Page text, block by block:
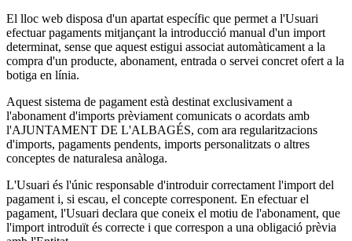
El lloc web disposa d'un apartat específic que permet a l'Usuari
efectuar pagaments mitjançant la introducció manual d'un import
determinat, sense que aquest estigui associat automàticament a la
compra d'un producte, abonament, entrada o servei concret ofert a la
botiga en línia.
Aquest sistema de pagament està destinat exclusivament a
l'abonament d'imports prèviament comunicats o acordats amb
l'AJUNTAMENT DE L'ALBAGÉS, com ara regularitzacions
d'imports, pagaments pendents, imports personalitzats o altres
conceptes de naturalesa anàloga.
L'Usuari és l'únic responsable d'introduir correctament l'import del
pagament i, si escau, el concepte corresponent. En efectuar el
pagament, l'Usuari declara que coneix el motiu de l'abonament, que
l'import introduït és correcte i que correspon a una obligació prèvia